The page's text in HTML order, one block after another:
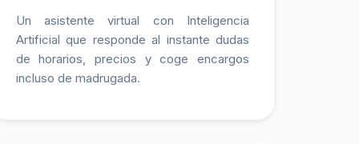
Un asistente virtual con Inteligencia
Artificial que responde al instante dudas
de horarios, precios y coge encargos
incluso de madrugada.